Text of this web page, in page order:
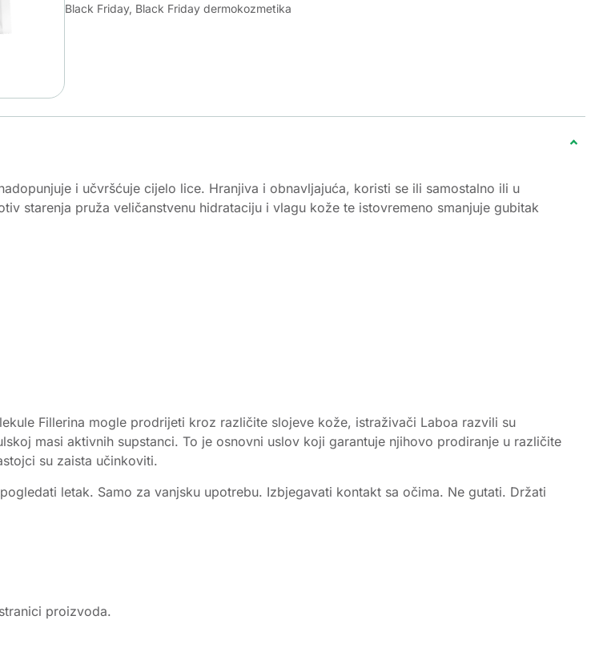
Black Friday, Black Friday dermokozmetika
i učvršćuje cijelo lice. Hranjiva i obnavljajuća, koristi se ili samostalno ili u
starenja pruža veličanstvenu hidrataciju i vlagu kože te istovremeno smanjuje gubitak
Fillerina mogle prodrijeti kroz različite slojeve kože, istraživači Laboa razvili su
masi aktivnih supstanci. To je osnovni uslov koji garantuje njihovo prodiranje u različite
su zaista učinkoviti.
letak. Samo za vanjsku upotrebu. Izbjegavati kontakt sa očima. Ne gutati. Držati
proizvoda.